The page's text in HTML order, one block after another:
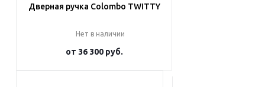
Дверная ручка Colombo TWITTY
Нет в наличии
от 36 300 руб.